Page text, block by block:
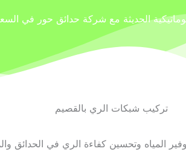
الحديثة مع شركة حدائق حور في
المياه وتحسين كفاءة الري في الحدائق